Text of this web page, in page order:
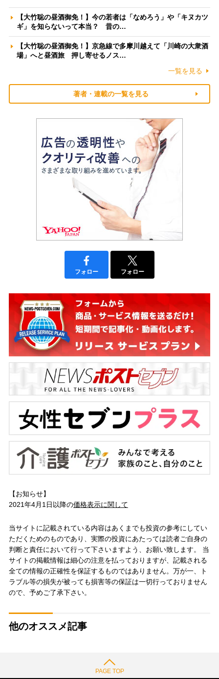
【大竹聡の昼酒御免！】今の若者は「なめろう」や「キヌカツ
ギ」を知らないって本当？ 昔の…
【大竹聡の昼酒御免！】京急線で多摩川越えて「川崎の大衆酒
場」へと昼酒旅 押し寄せるノス…
一覧を見る
著者・連載の一覧を見る
フォロー フォロー
【お知らせ】
2021年4月1日以降の価格表示に関して
当サイトに記載されている内容はあくまでも投資の参考にしてい
ただくためのものであり、実際の投資にあたっては読者ご自身の
判断と責任において行って下さいますよう、お願い致します。 当
サイトの掲載情報は細心の注意を払っておりますが、記載される
全ての情報の正確性を保証するものではありません。万が一、ト
ラブル等の損失が被っても損害等の保証は一切行っておりません
ので、予めご了承下さい。
他のオススメ記事
PAGE TOP